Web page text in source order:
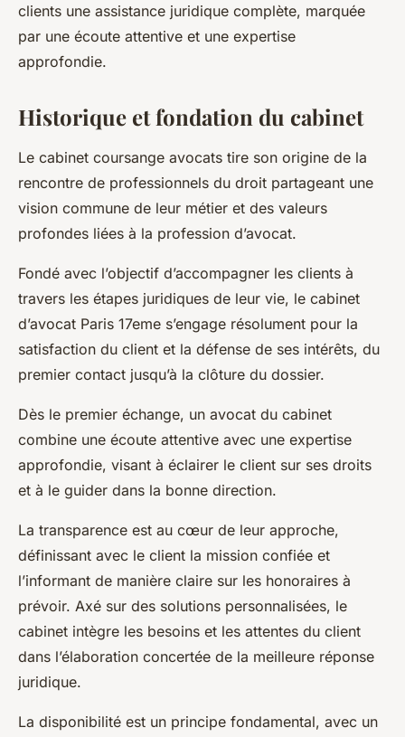
clients une assistance juridique complète, marquée
par une écoute attentive et une expertise
approfondie.
Historique et fondation du cabinet
Le cabinet coursange avocats tire son origine de la
rencontre de professionnels du droit partageant une
vision commune de leur métier et des valeurs
profondes liées à la profession d’avocat.
Fondé avec l’objectif d’accompagner les clients à
travers les étapes juridiques de leur vie, le cabinet
d’avocat Paris 17eme s’engage résolument pour la
satisfaction du client et la défense de ses intérêts, du
premier contact jusqu’à la clôture du dossier.
Dès le premier échange, un avocat du cabinet
combine une écoute attentive avec une expertise
approfondie, visant à éclairer le client sur ses droits
et à le guider dans la bonne direction.
La transparence est au cœur de leur approche,
définissant avec le client la mission confiée et
l’informant de manière claire sur les honoraires à
prévoir. Axé sur des solutions personnalisées, le
cabinet intègre les besoins et les attentes du client
dans l’élaboration concertée de la meilleure réponse
juridique.
La disponibilité est un principe fondamental, avec un